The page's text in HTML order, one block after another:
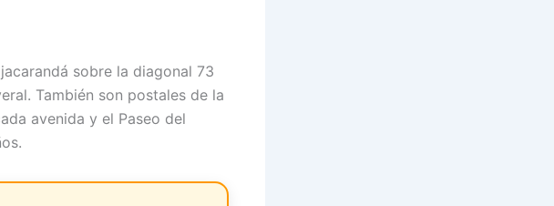
sobre la diagonal 73
También son postales de la
avenida y el Paseo del